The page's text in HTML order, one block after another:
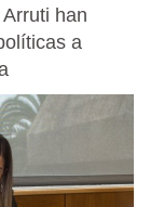
han
a